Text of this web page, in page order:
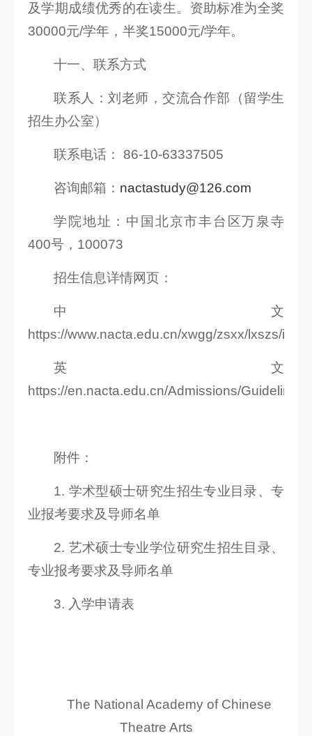
及学期成绩优秀的在读生。资助标准为全奖
30000元/学年，半奖15000元/学年。
十一、联系方式
联系人：刘老师，交流合作部（留学生
招生办公室）
联系电话： 86-10-63337505
咨询邮箱： nactastudy@126.com
学院地址：中国北京市丰台区万泉寺
400号，100073
招生信息详情网页：
中文
https://www.nacta.edu.cn/xwgg/zsxx/lxszs/
英文
https://en.nacta.edu.cn/Admissions/Guideline/
附件：
1. 学术型硕士研究生招生专业目录、专
业报考要求及导师名单
2. 艺术硕士专业学位研究生招生目录、
专业报考要求及导师名单
3. 入学申请表
The National Academy of Chinese
Theatre Arts